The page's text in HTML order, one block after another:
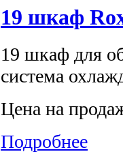
19 шкаф
19 шкаф для
система
Цена на
Подробнее